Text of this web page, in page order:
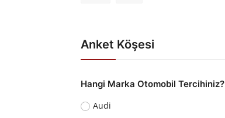
Anket Köşesi
Hangi Marka Otomobil Tercihiniz?
Audi